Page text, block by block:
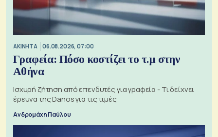
ΑΚΙΝΗΤΑ 06.08.2026, 07:00
Γραφεία: Πόσο κοστίζει το τ.μ στην
Αθήνα
Ισχυρή ζήτηση από επενδυτές για γραφεία - Τι δείχνει
έρευνα της Danos για τις τιμές
Ανδρομάχη Παύλου